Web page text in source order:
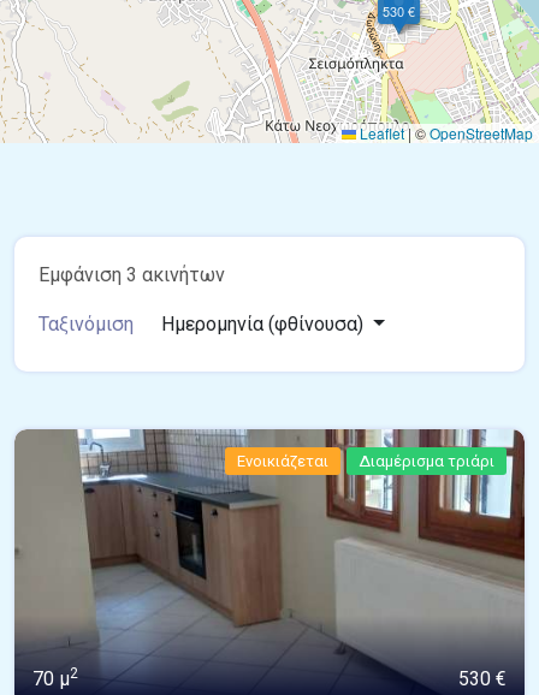
530 €
Leaflet|©OpenStreetMap
Εμφάνιση 3 ακινήτων
Ταξινόμιση Ημερομηνία (φθίνουσα)
Ενοικιάζεται Διαμέρισμα τριάρι
70 μ2 530 €